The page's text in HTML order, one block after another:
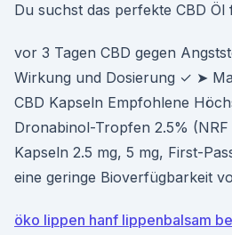
Du suchst das perfekte CBD
vor 3 Tagen CBD gegen
Wirkung und Dosierung ✓ ➤
CBD Kapseln Empfohlene
Dronabinol-Tropfen 2.5%
Kapseln 2.5 mg, 5 mg, First-
eine geringe Bioverfügbarkeit
öko lippen hanf lippenbalsam